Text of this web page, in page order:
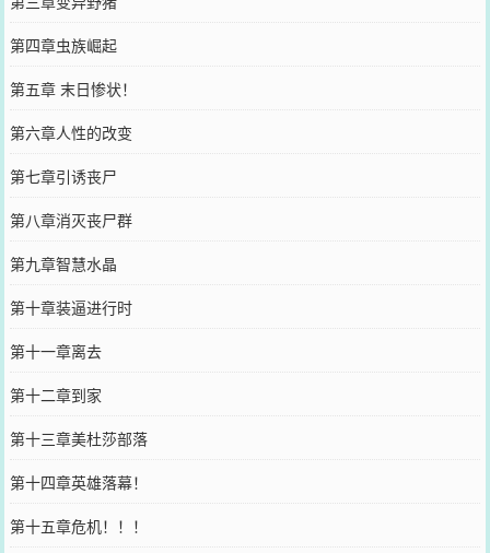
第四章虫族崛起
第五章 末日惨状！
第六章人性的改变
第七章引诱丧尸
第八章消灭丧尸群
第九章智慧水晶
第十章装逼进行时
第十一章离去
第十二章到家
第十三章美杜莎部落
第十四章英雄落幕！
第十五章危机！！！